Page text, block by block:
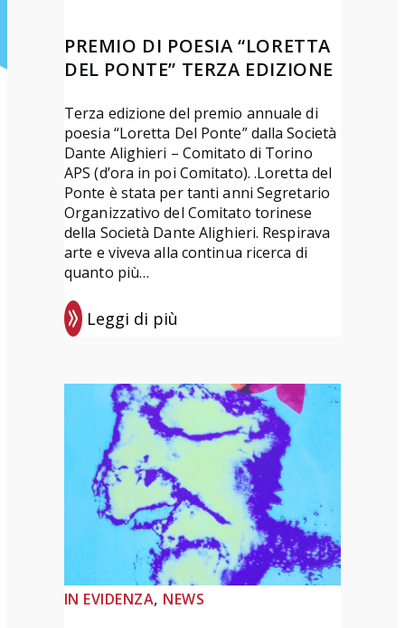
PREMIO DI POESIA “LORETTA
DEL PONTE” TERZA EDIZIONE
Terza edizione del premio annuale di
poesia “Loretta Del Ponte” dalla Società
Dante Alighieri – Comitato di Torino
APS (d’ora in poi Comitato). .Loretta del
Ponte è stata per tanti anni Segretario
Organizzativo del Comitato torinese
della Società Dante Alighieri. Respirava
arte e viveva alla continua ricerca di
quanto più…
Leggi di più
:
r
o
e
IN EVIDENZA, NEWS